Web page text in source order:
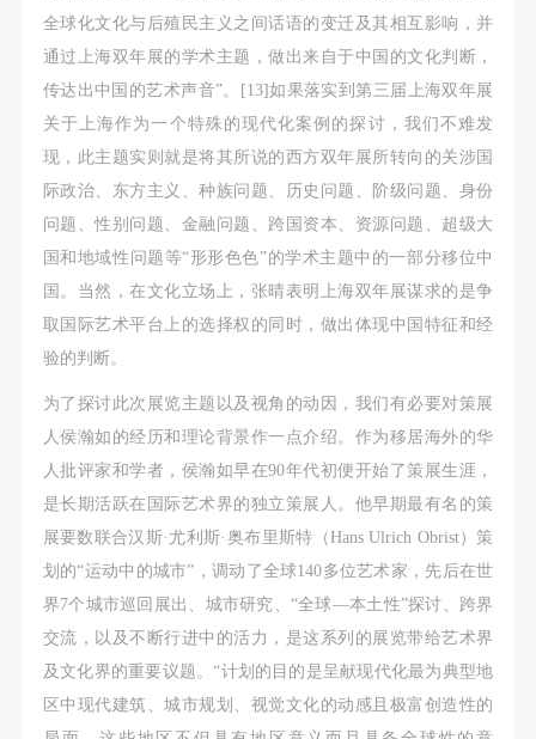
全球化文化与后殖民主义之间话语的变迁及其相互影响，并
通过上海双年展的学术主题，做出来自于中国的文化判断，
传达出中国的艺术声音”。[13]如果落实到第三届上海双年展
关于上海作为一个特殊的现代化案例的探讨，我们不难发
现，此主题实则就是将其所说的西方双年展所转向的关涉国
际政治、东方主义、种族问题、历史问题、阶级问题、身份
问题、性别问题、金融问题、跨国资本、资源问题、超级大
国和地域性问题等“形形色色”的学术主题中的一部分移位中
国。当然，在文化立场上，张晴表明上海双年展谋求的是争
取国际艺术平台上的选择权的同时，做出体现中国特征和经
验的判断。
为了探讨此次展览主题以及视角的动因，我们有必要对策展
人侯瀚如的经历和理论背景作一点介绍。作为移居海外的华
人批评家和学者，侯瀚如早在90年代初便开始了策展生涯，
是长期活跃在国际艺术界的独立策展人。他早期最有名的策
展要数联合汉斯·尤利斯·奥布里斯特（Hans Ulrich Obrist）策
划的“运动中的城市”，调动了全球140多位艺术家，先后在世
界7个城市巡回展出、城市研究、“全球—本土性”探讨、跨界
交流，以及不断行进中的活力，是这系列的展览带给艺术界
及文化界的重要议题。“计划的目的是呈献现代化最为典型地
区中现代建筑、城市规划、视觉文化的动感且极富创造性的
快捷登录 帐号密码登录
手机号码
发送验证码
手机号码将作为您的登录账号